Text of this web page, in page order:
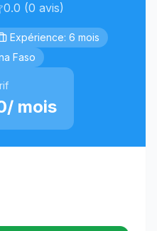
0.0 (0 avis)
Expérience: 6 mois
Faso
mois